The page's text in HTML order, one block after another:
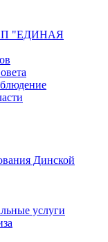
"ЕДИНАЯ
Динской
услуги